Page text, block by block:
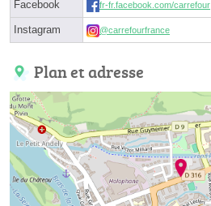
Facebook fr-fr.facebook.com/carrefour
Instagram @carrefourfrance
Plan et adresse